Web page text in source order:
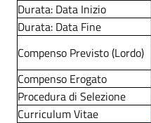
Durata: Data Inizio
Durata: Data Fine
Compenso Previsto (Lordo)
Compenso Erogato
Procedura di Selezione
Curriculum Vitae